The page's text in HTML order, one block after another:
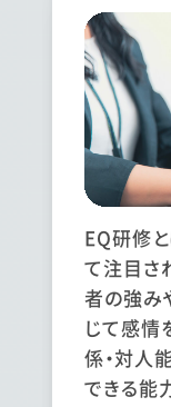
EQ研修
て注目さ
者の強み
じて感情
係・対人
できる能